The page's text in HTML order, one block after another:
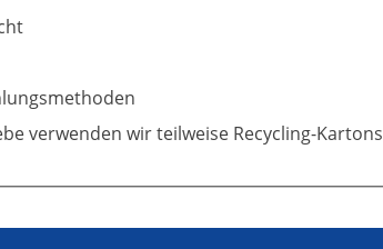
verwenden wir teilweise Recycling-Kartons